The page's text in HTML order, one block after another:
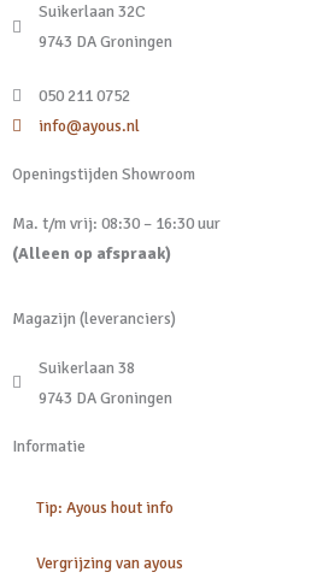
Suikerlaan 32C
9743 DA Groningen
050 211 0752
info@ayous.nl
Openingstijden Showroom
Ma. t/m vrij: 08:30 – 16:30 uur
(Alleen op afspraak)
Magazijn (leveranciers)
Suikerlaan 38
9743 DA Groningen
Informatie
Tip: Ayous hout info
Vergrijzing van ayous